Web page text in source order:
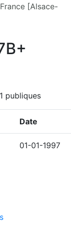
France [Alsace-
publiques
Date
01-01-1997